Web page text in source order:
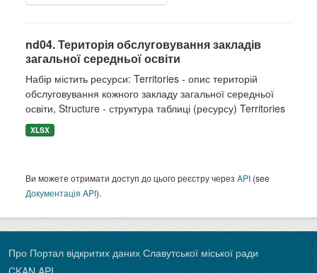
nd04. Територія обслуговування закладів
загальної середньої освіти
Набір містить ресурси: Territories - опис територій
обслуговування кожного закладу загальної середньої
освіти, Structure - структура таблиці (ресурсу) Territories
XLSX
Ви можете отримати доступ до цього реєстру через API (see
Документація API).
Про Портал відкритих даних Славутської міської ради